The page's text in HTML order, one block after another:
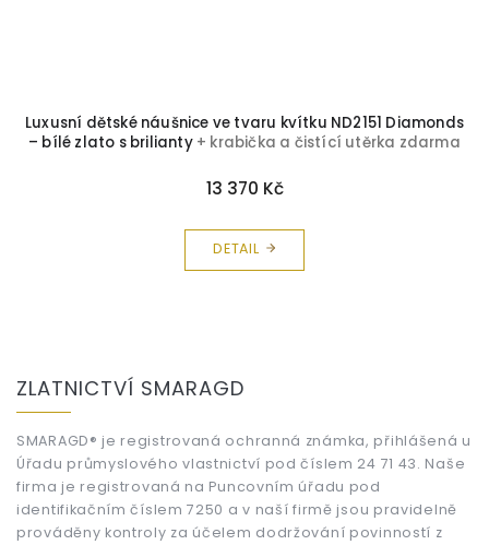
Luxusní dětské náušnice ve tvaru kvítku ND2151 Diamonds
– bílé zlato s brilianty + krabička a čistící utěrka zdarma
13 370 Kč
DETAIL
ZLATNICTVÍ SMARAGD
SMARAGD® je registrovaná ochranná známka, přihlášená u
Úřadu průmyslového vlastnictví pod číslem 24 71 43. Naše
firma je registrovaná na Puncovním úřadu pod
identifikačním číslem 7250 a v naší firmě jsou pravidelně
prováděny kontroly za účelem dodržování povinností z